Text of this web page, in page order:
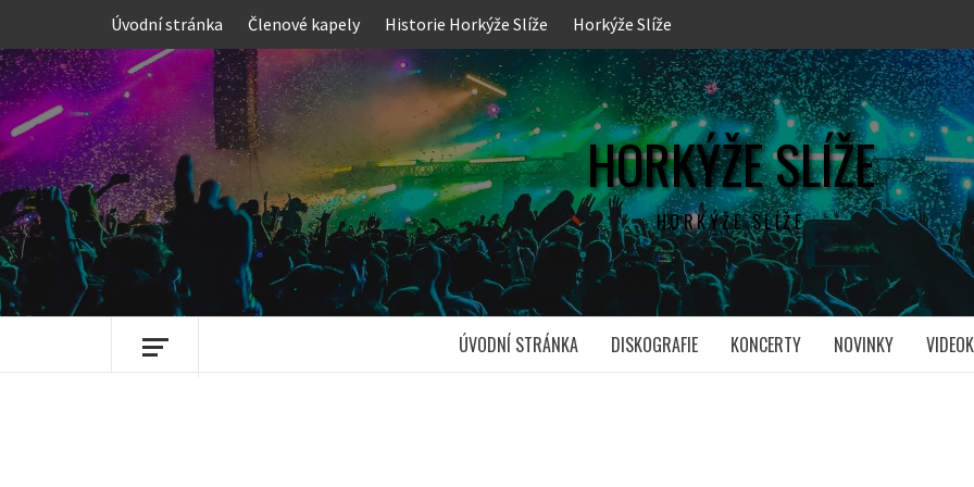
content
Úvodní stránka Členové kapely Historie Horkýže Slíže Horkýže Slíže
HORKÝŽE SLÍŽE
HORKÝŽE SLÍŽE
ÚVODNÍ STRÁNKA DISKOGRAFIE KONCERTY NOVINKY